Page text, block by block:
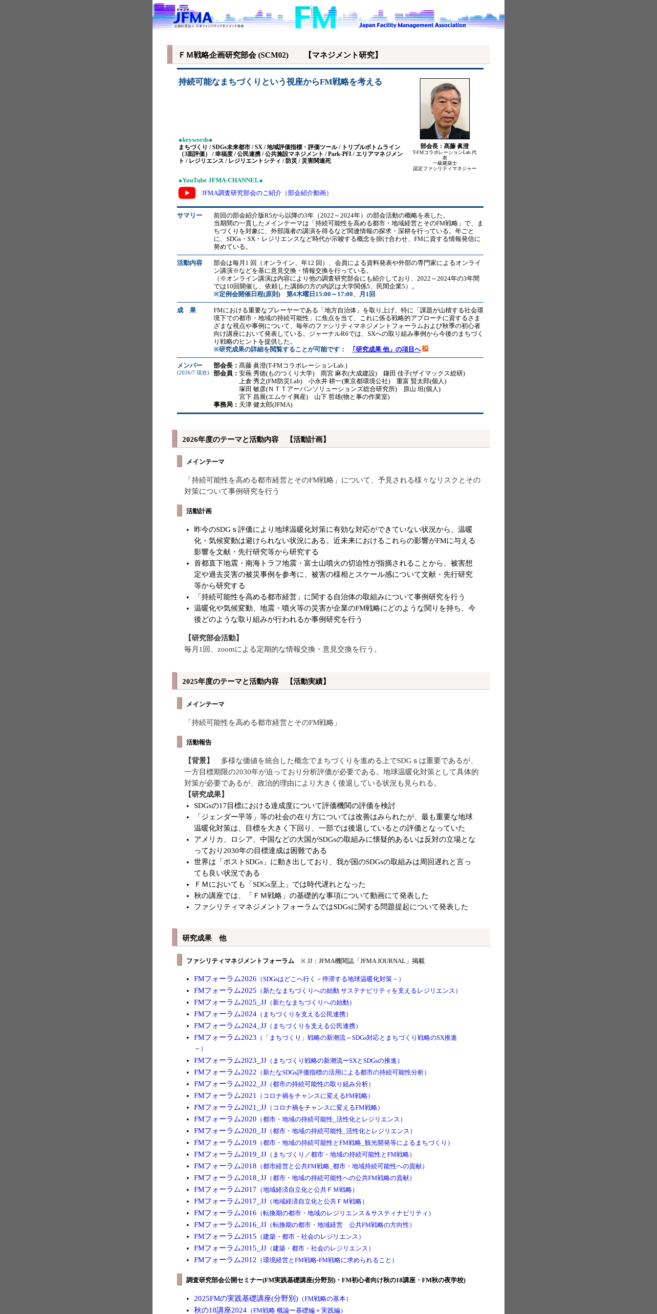
ＦＭ戦略企画研究部会 (SCM02) 【マネジメント研究】
持続可能なまちづくりという視座からFM戦略を考える
部会長：髙藤 眞澄
T-FMコラボレーションLab.代
表
一級建築士
認定ファシリティマネジャー
●keywords●
まちづくり / SDGs未来都市 / SX / 地域評価指標・評価ツール / トリプルボトムライン
（3面評価） / 幸福度 / 公民連携 / 公共施設マネジメント / Park-PFI / エリアマネジメン
ト / レジリエンス / レジリエントシティ / 防災 / 災害関連死
●YouTube JFMA-CHANNEL●
JFMA調査研究部会のご紹介（部会紹介動画）
サマリー
前回の部会紹介版R5から以降の3年（2022～2024年）の部会活動の概略を表した。
当期間の一貫したメインテーマは「持続可能性を高める都市・地域経営とそのFM戦略」で、ま
ちづくりを対象に、外部識者の講演を得るなど関連情報の探求・深耕を行っている。年ごと
に、SDGs・SX・レジリエンスなど時代が示唆する概念を掛け合わせ、FMに資する情報発信に
努めている。
活動内容
部会は毎月1 回（オンライン、年12 回）、会員による資料発表や外部の専門家によるオンライ
ン講演※などを基に意見交換・情報交換を行っている。
（※オンライン講演は内容により他の調査研究部会にも紹介しており、2022～2024年の3年間
では10回開催し、依頼した講師の方の内訳は大学関係5、民間企業5）。
※定例会開催日程(原則) 第4木曜日15:00～17:00、月1回
成 果
FMにおける重要なプレーヤーである「地方自治体」を取り上げ、特に「課題が山積する社会環
境下での都市・地域の持続可能性」に焦点を当て、これに係る戦略的アプローチに資するさま
ざまな視点や事例について、毎年のファシリティマネジメントフォーラムおよび秋季の初心者
向け講座において発表している。ジャーナルR6では、SXへの取り組み事例から今後のまちづく
り戦略のヒントを提供した。
※研究成果の詳細を閲覧することが可能です： ｢研究成果 他」の項目へ
メンバー
(2026/7 現在)
部会長： 髙藤 眞澄(T-FMコラボレーションLab.)
部会員： 安蘓 秀徳(ものつくり大学) 雨宮 麻衣(大成建設) 鎌田 佳子(ザイマックス総研)
上倉 秀之(FM防災Lab) 小永井 耕一(東京都環境公社) 重富 賢太郎(個人)
塚田 敏彦(ＮＴＴアーバンソリューションズ総合研究所) 原山 坦(個人)
宮下 昌展(エムケイ興産) 山下 哲雄(物と事の作業室)
事務局： 天津 健太郎(JFMA)
2026年度のテーマと活動内容 【活動計画】
メインテーマ
「持続可能性を高める都市経営とそのFM戦略」について、予見される様々なリスクとその
対策について事例研究を行う
活動計画
昨今のSDGｓ評価により地球温暖化対策に有効な対応ができていない状況から、温暖
化・気候変動は避けられない状況にある。近未来におけるこれらの影響がFMに与える
影響を文献・先行研究等から研究する
首都直下地震・南海トラフ地震・富士山噴火の切迫性が指摘されることから、被害想
定や過去災害の被災事例を参考に、被害の様相とスケール感について文献・先行研究
等から研究する
「持続可能性を高める都市経営」に関する自治体の取組みについて事例研究を行う
温暖化や気候変動、地震・噴火等の災害が企業のFM戦略にどのような関りを持ち、今
後どのような取り組みが行われるか事例研究を行う
【研究部会活動】
毎月1回、zoomによる定期的な情報交換・意見交換を行う。
2025年度のテーマと活動内容 【活動実績】
メインテーマ
「持続可能性を高める都市経営とそのFM戦略」
活動報告
【背景】
多様な価値を統合した概念でまちづくりを進める上でSDGｓは重要であるが、
一方目標期限の2030年が迫っており分析評価が必要である。地球温暖化対策として具体的
対策が必要であるが、政治的理由により大きく後退している状況も見られる。
【研究成果】
SDGsの17目標における達成度について評価機関の評価を検討
「ジェンダー平等」等の社会の在り方については改善はみられたが、最も重要な地球
温暖化対策は、目標を大きく下回り、一部では後退しているとの評価となっていた
アメリカ、ロシア、中国などの大国がSDGsの取組みに懐疑的あるいは反対の立場とな
っており2030年の目標達成は困難である
世界は「ポストSDGs」に動き出しており、我が国のSDGsの取組みは周回遅れと言っ
ても良い状況である
ＦＭにおいても「SDGs至上」では時代遅れとなった
秋の講座では、「ＦＭ戦略」の基礎的な事項について動画にて発表した
ファシリティマネジメントフォーラムではSDGsに関する問題提起について発表した
研究成果 他
ファシリティマネジメントフォーラム ※ JJ：JFMA機関誌「JFMA JOURNAL」掲載
FMフォーラム2026 （SDGsはどこへ行く－停滞する地球温暖化対策－）
FMフォーラム2025 （新たなまちづくりへの始動 サステナビリティを支えるレジリエンス）
FMフォーラム2025_JJ （新たなまちづくりへの始動）
FMフォーラム2024（まちづくりを支える公民連携）
FMフォーラム2024_JJ （まちづくりを支える公民連携）
FMフォーラム2023 （「まちづくり」戦略の新潮流～SDGs対応とまちづくり戦略のSX推進
～）
FMフォーラム2023_JJ （まちづくり戦略の新潮流ーSXとSDGsの推進）
FMフォーラム2022 （新たなSDGs評価指標の活用による都市の持続可能性分析）
FMフォーラム2022_JJ （都市の持続可能性の取り組み分析）
FMフォーラム2021 （コロナ禍をチャンスに変えるFM戦略）
FMフォーラム2021_JJ （コロナ禍をチャンスに変えるFM戦略）
FMフォーラム2020 （都市・地域の持続可能性_活性化とレジリエンス）
FMフォーラム2020_JJ （都市・地域の持続可能性_活性化とレジリエンス）
FMフォーラム2019 （都市・地域の持続可能性とFM戦略_観光開発等によるまちづくり）
FMフォーラム2019_JJ （まちづくり／都市・地域の持続可能性とFM戦略）
FMフォーラム2018 （都市経営と公共FM戦略_都市・地域持続可能性への貢献）
FMフォーラム2018_JJ （都市・地域の持続可能性への公共FM戦略の貢献）
FMフォーラム2017 （地域経済自立化と公共ＦＭ戦略）
FMフォーラム2017_JJ （地域経済自立化と公共ＦＭ戦略）
FMフォーラム2016 （転換期の都市・地域のレジリエンス＆サスティナビリティ）
FMフォーラム2016_JJ （転換期の都市・地域経営 公共FM戦略の方向性）
FMフォーラム2015 （建築・都市・社会のレジリエンス）
FMフォーラム2015_JJ （建築・都市・社会のレジリエンス）
FMフォーラム2012 （環境経営とFM戦略-FM戦略に求められること）
調査研究部会公開セミナー(FM実践基礎講座(分野別)・FM初心者向け秋の18講座・FM秋の夜学校)
2025FMの実践基礎講座(分野別)（FM戦略の基本）
秋の18講座2024（FM戦略 概論ー基礎編＋実践編）